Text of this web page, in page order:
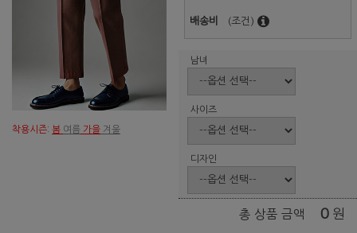
착용시즌: 봄 여름 가을 겨울
배송비 (조건)
남녀
사이즈
디자인
총 상품 금액 0 원